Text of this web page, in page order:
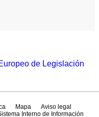
de Legislación
Mapa
Aviso legal
Interno de Información